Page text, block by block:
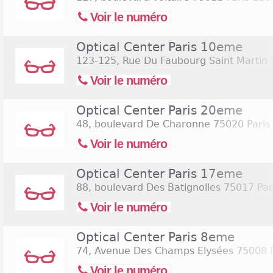
Voir le numéro
Optical Center Paris 10eme
123-125, Rue Du Faubourg Saint Martin
Voir le numéro
Optical Center Paris 20eme
48, boulevard De Charonne 75020
Voir le numéro
Optical Center Paris 17eme
88, boulevard Des Batignolles 75017
Voir le numéro
Optical Center Paris 8eme
74, Avenue Des Champs Elysées 75008